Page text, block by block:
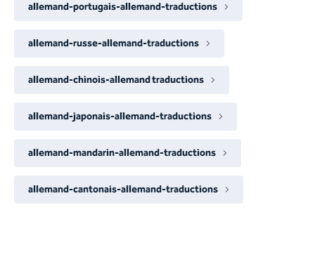
allemand-portugais-allemand-traductions
allemand-russe-allemand-traductions
allemand-chinois-allemand traductions
allemand-japonais-allemand-traductions
allemand-mandarin-allemand-traductions
allemand-cantonais-allemand-traductions